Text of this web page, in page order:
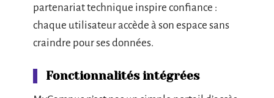
partenariat technique inspire confiance :
chaque utilisateur accède à son espace sans
craindre pour ses données.
Fonctionnalités intégrées